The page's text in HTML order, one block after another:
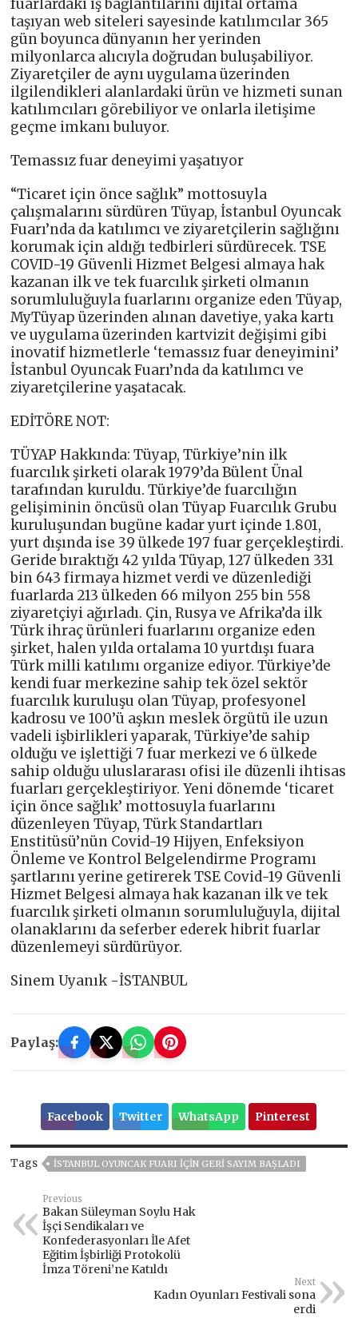
fuarlardaki iş bağlantılarını dijital ortama
taşıyan web siteleri sayesinde katılımcılar 365
gün boyunca dünyanın her yerinden
milyonlarca alıcıyla doğrudan buluşabiliyor.
Ziyaretçiler de aynı uygulama üzerinden
ilgilendikleri alanlardaki ürün ve hizmeti sunan
katılımcıları görebiliyor ve onlarla iletişime
geçme imkanı buluyor.
Temassız fuar deneyimi yaşatıyor
“Ticaret için önce sağlık” mottosuyla
çalışmalarını sürdüren Tüyap, İstanbul Oyuncak
Fuarı’nda da katılımcı ve ziyaretçilerin sağlığını
korumak için aldığı tedbirleri sürdürecek. TSE
COVID-19 Güvenli Hizmet Belgesi almaya hak
kazanan ilk ve tek fuarcılık şirketi olmanın
sorumluluğuyla fuarlarını organize eden Tüyap,
MyTüyap üzerinden alınan davetiye, yaka kartı
ve uygulama üzerinden kartvizit değişimi gibi
inovatif hizmetlerle ‘temassız fuar deneyimini’
İstanbul Oyuncak Fuarı’nda da katılımcı ve
ziyaretçilerine yaşatacak.
EDİTÖRE NOT:
TÜYAP Hakkında: Tüyap, Türkiye’nin ilk
fuarcılık şirketi olarak 1979’da Bülent Ünal
tarafından kuruldu. Türkiye’de fuarcılığın
gelişiminin öncüsü olan Tüyap Fuarcılık Grubu
kuruluşundan bugüne kadar yurt içinde 1.801,
yurt dışında ise 39 ülkede 197 fuar gerçekleştirdi.
Geride bıraktığı 42 yılda Tüyap, 127 ülkeden 331
bin 643 firmaya hizmet verdi ve düzenlediği
fuarlarda 213 ülkeden 66 milyon 255 bin 558
ziyaretçiyi ağırladı. Çin, Rusya ve Afrika’da ilk
Türk ihraç ürünleri fuarlarını organize eden
şirket, halen yılda ortalama 10 yurtdışı fuara
Türk milli katılımı organize ediyor. Türkiye’de
kendi fuar merkezine sahip tek özel sektör
fuarcılık kuruluşu olan Tüyap, profesyonel
kadrosu ve 100’ü aşkın meslek örgütü ile uzun
vadeli işbirlikleri yaparak, Türkiye’de sahip
olduğu ve işlettiği 7 fuar merkezi ve 6 ülkede
sahip olduğu uluslararası ofisi ile düzenli ihtisas
fuarları gerçekleştiriyor. Yeni dönemde ‘ticaret
için önce sağlık’ mottosuyla fuarlarını
düzenleyen Tüyap, Türk Standartları
Enstitüsü’nün Covid-19 Hijyen, Enfeksiyon
Önleme ve Kontrol Belgelendirme Programı
şartlarını yerine getirerek TSE Covid-19 Güvenli
Hizmet Belgesi almaya hak kazanan ilk ve tek
fuarcılık şirketi olmanın sorumluluğuyla, dijital
olanaklarını da seferber ederek hibrit fuarlar
düzenlemeyi sürdürüyor.
Sinem Uyanık -İSTANBUL
Paylaş:
Facebook Twitter WhatsApp Pinterest
Tags İSTANBUL OYUNCAK FUARI IÇIN GERI SAYIM BAŞLADI
Previous
Bakan Süleyman Soylu Hak
İşçi Sendikaları ve
Konfederasyonları İle Afet
Eğitim İşbirliği Protokolü
İmza Töreni’ne Katıldı
Next
Kadın Oyunları Festivali sona
erdi